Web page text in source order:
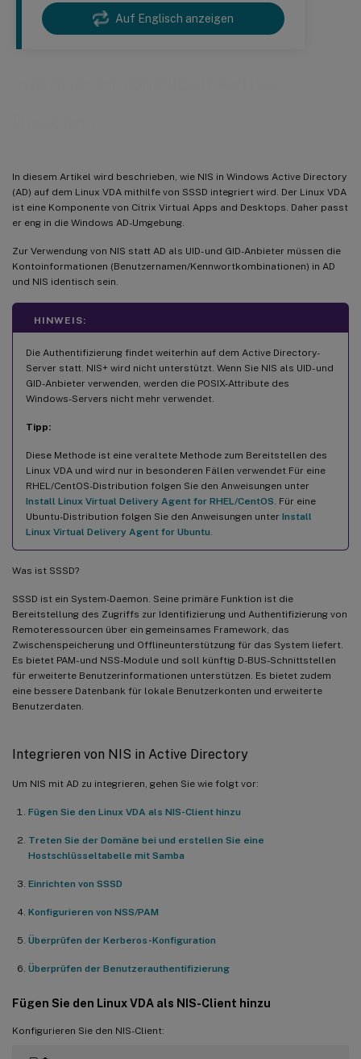
Auf Englisch anzeigen
In diesem Artikel wird beschrieben, wie NIS in Windows Active Directory
(AD) auf dem Linux VDA mithilfe von SSSD integriert wird. Der Linux VDA
ist eine Komponente von Citrix Virtual Apps and Desktops. Daher passt
er eng in die Windows AD-Umgebung.
Zur Verwendung von NIS statt AD als UID- und GID-Anbieter müssen die
Kontoinformationen (Benutzernamen/Kennwortkombinationen) in AD
und NIS identisch sein.
HINWEIS:
Die Authentifizierung findet weiterhin auf dem Active Directory-
Server statt. NIS+ wird nicht unterstützt. Wenn Sie NIS als UID- und
GID-Anbieter verwenden, werden die POSIX-Attribute des
Windows-Servers nicht mehr verwendet.
Tipp:
Diese Methode ist eine veraltete Methode zum Bereitstellen des
Linux VDA und wird nur in besonderen Fällen verwendet Für eine
RHEL/CentOS-Distribution folgen Sie den Anweisungen unter
Install Linux Virtual Delivery Agent for RHEL/CentOS . Für eine
Ubuntu-Distribution folgen Sie den Anweisungen unter Install
Linux Virtual Delivery Agent for Ubuntu
Was ist SSSD?
SSSD ist ein System-Daemon. Seine primäre Funktion ist die
Bereitstellung des Zugriffs zur Identifizierung und Authentifizierung von
Remoteressourcen über ein gemeinsames Framework, das
Zwischenspeicherung und Offlineunterstützung für das System liefert.
Es bietet PAM- und NSS-Module und soll künftig D-BUS-Schnittstellen
für erweiterte Benutzerinformationen unterstützen. Es bietet zudem
eine bessere Datenbank für lokale Benutzerkonten und erweiterte
Benutzerdaten.
Integrieren von NIS in Active Directory
Um NIS mit AD zu integrieren, gehen Sie wie folgt vor:
Fügen Sie den Linux VDA als NIS-Client hinzu
Treten Sie der Domäne bei und erstellen Sie eine
Hostschlüsseltabelle mit Samba
Einrichten von SSSD
Konfigurieren von NSS/PAM
Überprüfen der Kerberos-Konfiguration
Überprüfen der Benutzerauthentifizierung
Fügen Sie den Linux VDA als NIS-Client hinzu
Konfigurieren Sie den NIS-Client: